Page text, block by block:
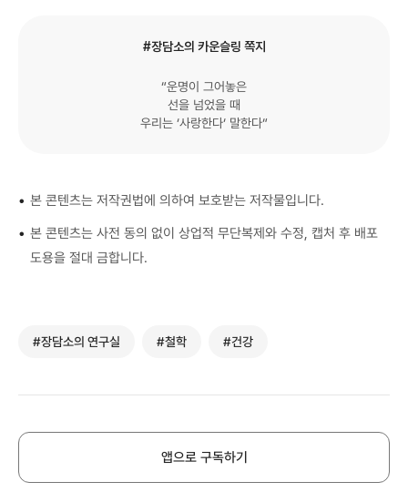
#장담소의 카운슬링 쪽지
“운명이 그어놓은
선을 넘었을 때
우리는 ‘사랑한다‘ 말한다“
• 본 콘텐츠는 저작권법에 의하여 보호받는 저작물입니다.
• 본 콘텐츠는 사전 동의 없이 상업적 무단복제와 수정, 캡처 후 배포
도용을 절대 금합니다.
#장담소의 연구실 #철학 #건강
앱으로 구독하기